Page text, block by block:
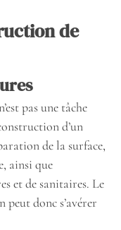
de
pas une tâche
d’un
de la surface,
ainsi que
et de sanitaires. Le
donc s’avérer